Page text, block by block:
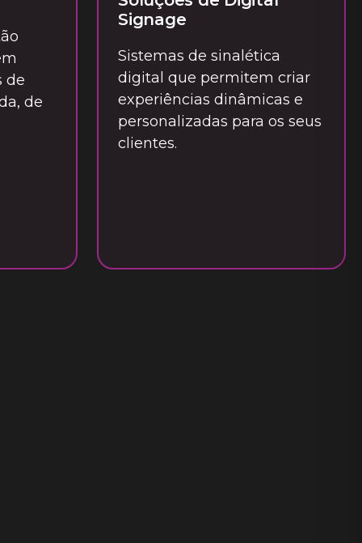
de
de
Signage
Sistemas de sinalética
digital que permitem criar
experiências dinâmicas e
personalizadas para os seus
clientes.